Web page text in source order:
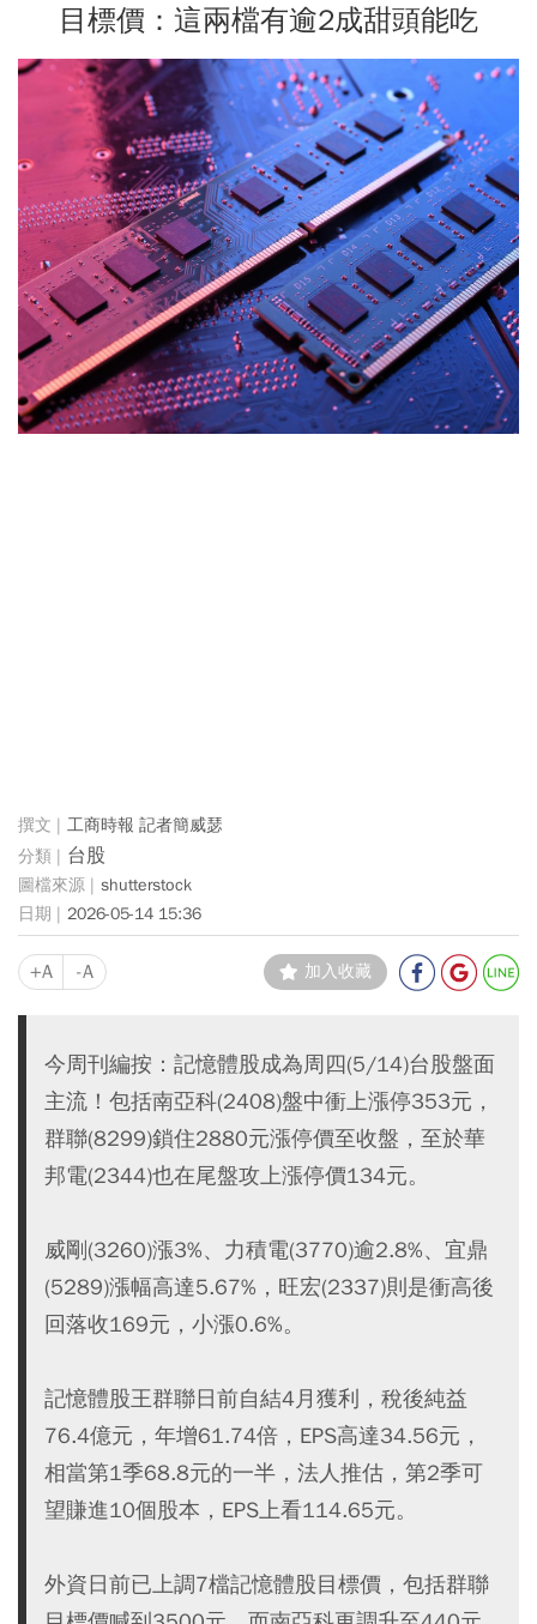
目標價：這兩檔有逾2成甜頭能吃
工商時報 記者簡威瑟
台股
shutterstock
2026-05-14 15:36
+A -A 加入收藏
今周刊編按：記憶體股成為周四(5/14)台股盤面
主流！包括南亞科(2408)盤中衝上漲停353元，
群聯(8299)鎖住2880元漲停價至收盤，至於華
邦電(2344)也在尾盤攻上漲停價134元。
威剛(3260)漲3%、力積電(3770)逾2.8%、宜鼎
(5289)漲幅高達5.67%，旺宏(2337)則是衝高後
回落收169元，小漲0.6%。
記憶體股王群聯日前自結4月獲利，稅後純益
76.4億元，年增61.74倍，EPS高達34.56元，
相當第1季68.8元的一半，法人推估，第2季可
望賺進10個股本，EPS上看114.65元。
外資日前已上調7檔記憶體股目標價，包括群聯